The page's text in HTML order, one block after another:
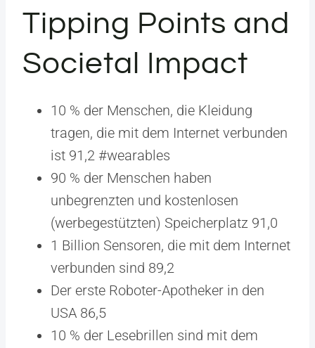
Tipping Points and
Societal Impact
10 % der Menschen, die Kleidung
tragen, die mit dem Internet verbunden
ist 91,2 #wearables
90 % der Menschen haben
unbegrenzten und kostenlosen
(werbegestützten) Speicherplatz 91,0
1 Billion Sensoren, die mit dem Internet
verbunden sind 89,2
Der erste Roboter-Apotheker in den
USA 86,5
10 % der Lesebrillen sind mit dem